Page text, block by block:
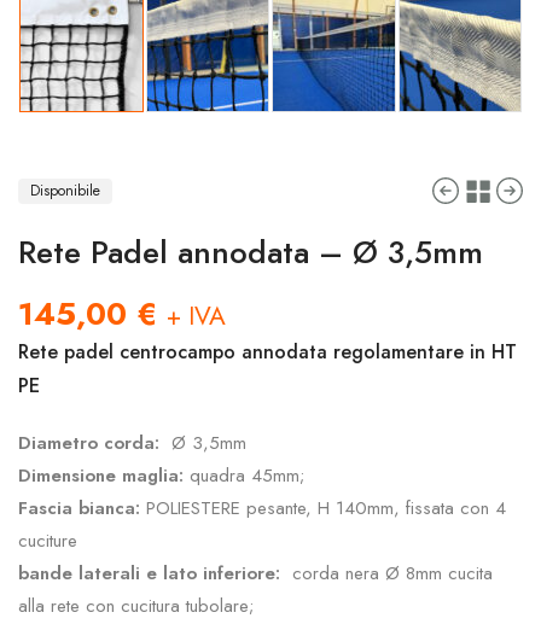
Disponibile
Rete Padel annodata – Ø 3,5mm
145,00 € + IVA
Rete padel centrocampo annodata regolamentare in HT
PE
Diametro corda: Ø 3,5mm
Dimensione maglia: quadra 45mm;
Fascia bianca: POLIESTERE pesante, H 140mm, fissata con 4
cuciture
bande laterali e lato inferiore: corda nera Ø 8mm cucita
alla rete con cucitura tubolare;